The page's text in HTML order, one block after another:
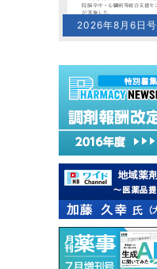
2026年8月6日号